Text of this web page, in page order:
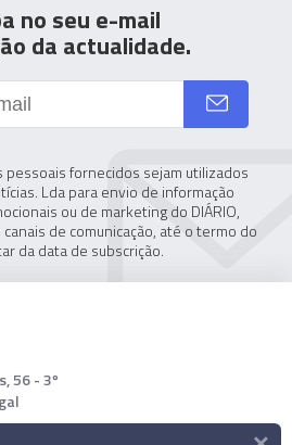
no seu e-mail
da actualidade.
fornecidos sejam utilizados
Lda para envio de informação
ou de marketing do DIÁRIO,
de comunicação, até o termo do
da data de subscrição.
56 - 3º